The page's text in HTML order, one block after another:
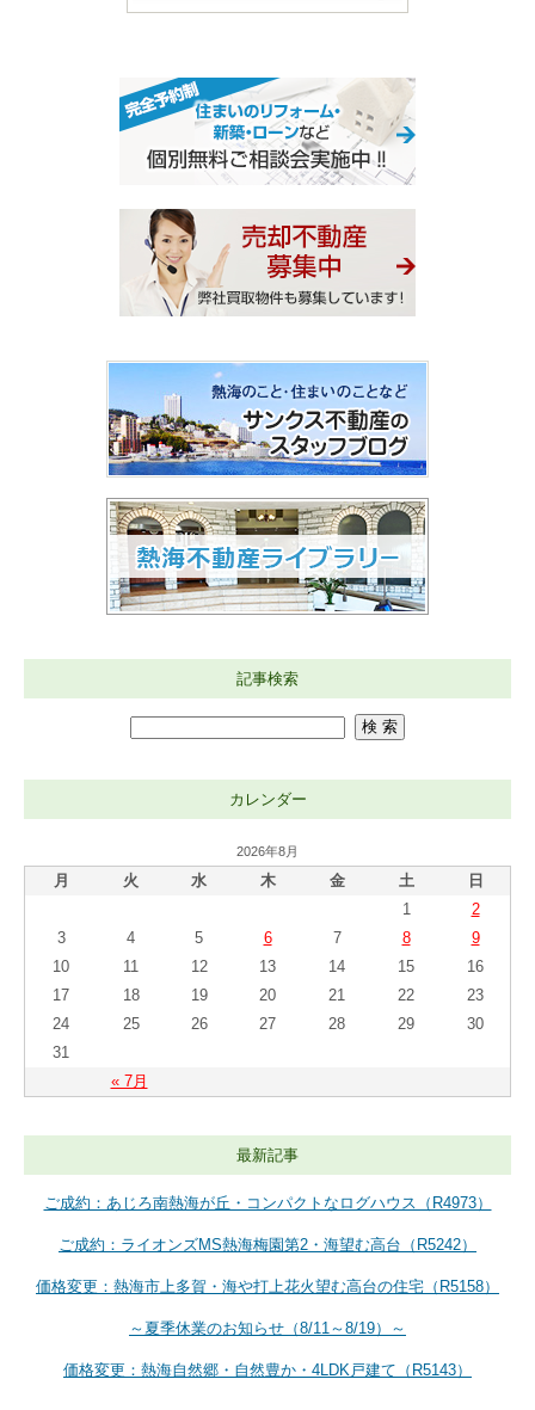
記事検索
カレンダー
2026年8月
月 火 水 木 金 土 日
« 7月
1
2
3
4 5 6 7 8
9
10
11 12 13 14 15
16
17
18 19 20 21 22
23
24
25 26 27 28 29
30
31
最新記事
ご成約：あじろ南熱海が丘・コンパクトなログハウス（R4973）
ご成約：ライオンズMS熱海梅園第2・海望む高台（R5242）
価格変更：熱海市上多賀・海や打上花火望む高台の住宅（R5158）
～夏季休業のお知らせ（8/11～8/19）～
価格変更：熱海自然郷・自然豊か・4LDK戸建て（R5143）